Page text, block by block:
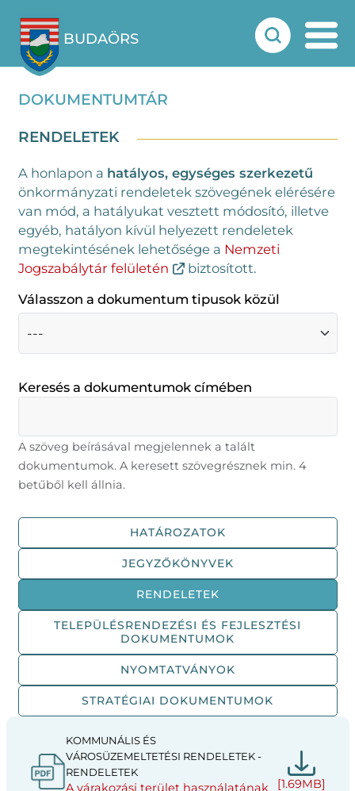
BUDAÖRS
DOKUMENTUMTÁR
RENDELETEK
A honlapon a hatályos, egységes szerkezetű
önkormányzati rendeletek szövegének elérésére
van mód, a hatályukat vesztett módosító, illetve
egyéb, hatályon kívül helyezett rendeletek
megtekintésének lehetősége a Nemzeti
Jogszabálytár felületén
biztosított.
Válasszon a dokumentum tipusok közül
Keresés a dokumentumok címében
A szöveg beírásával megjelennek a talált
dokumentumok. A keresett szövegrésznek min. 4
betűből kell állnia.
HATÁROZATOK
JEGYZŐKÖNYVEK
RENDELETEK
TELEPÜLÉSRENDEZÉSI ÉS FEJLESZTÉSI
DOKUMENTUMOK
NYOMTATVÁNYOK
STRATÉGIAI DOKUMENTUMOK
KOMMUNÁLIS ÉS
VÁROSÜZEMELTETÉSI RENDELETEK -
RENDELETEK
A várakozási terület használatának
[1.69MB]